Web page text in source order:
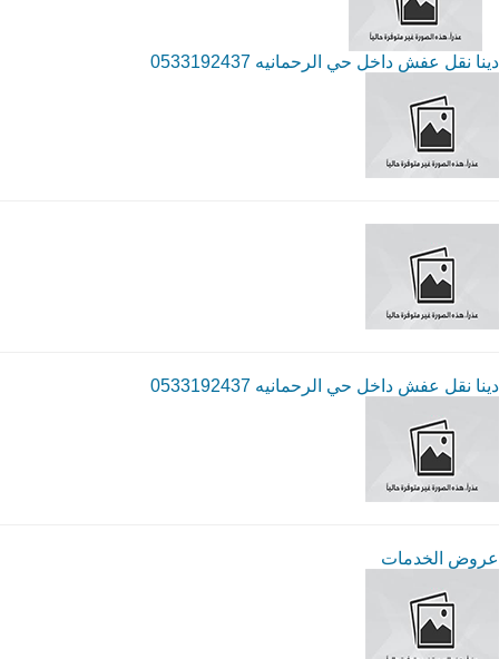
دينا نقل عفش داخل حي الرحمانيه 0533192437
دينا نقل عفش داخل حي الرحمانيه 0533192437
عروض الخدمات